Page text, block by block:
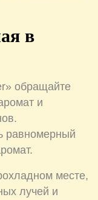
в
обращайте
и
равномерный
месте,
лучей и